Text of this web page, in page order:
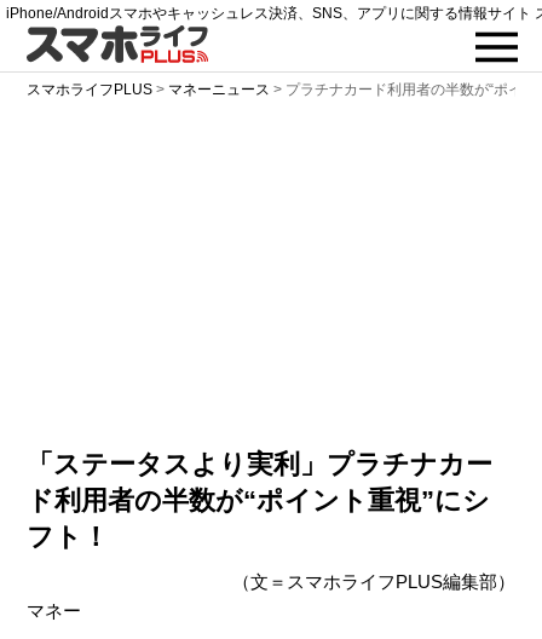
iPhone/Androidスマホやキャッシュレス決済、SNS、アプリに関する情報サイト
スマホライフPLUS > マネーニュース > プラチナカード利用者の半数が“ポイン
「ステータスより実利」プラチナカー
ド利用者の半数が“ポイント重視”にシ
フト！
（文＝スマホライフPLUS編集部）
マネー